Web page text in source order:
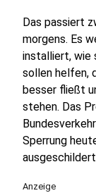
Das passiert
morgens. Es
installiert, wie
sollen helfen,
besser fließt
stehen. Das
Sperrung
Anzeige